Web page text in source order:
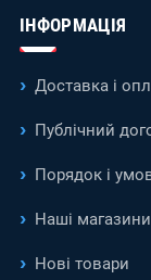
ІНФОРМАЦІЯ
Доставка і
Публічний
Порядок і
Наші магазини
Нові товари